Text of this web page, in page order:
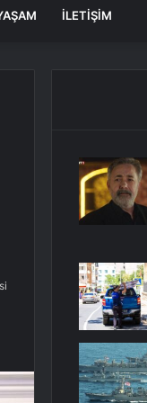
İLETIŞIM